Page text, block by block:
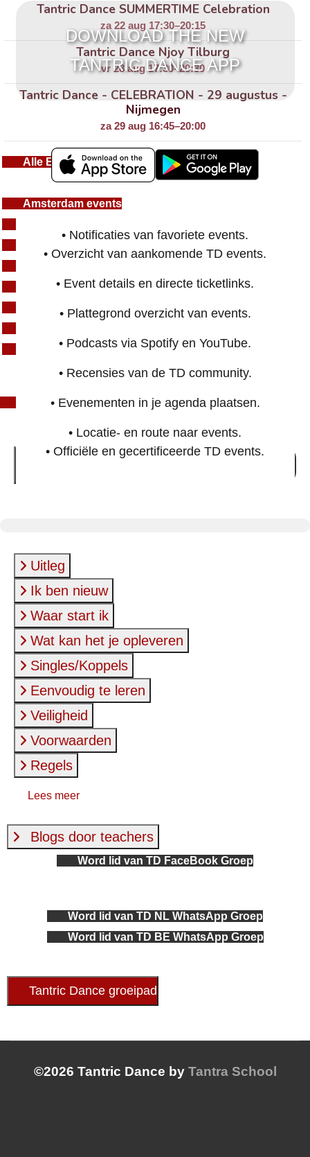
Tantric Dance SUMMERTIME Celebration
za 22 aug 17:30–20:15
Tantric Dance Njoy Tilburg
vr 28 aug 17:30–20:30
Tantric Dance - CELEBRATION - 29 augustus -
Nijmegen
za 29 aug 16:45–20:00
Alle Events
Amsterdam events
Amersfoort events
Zutphen events
Den Bosch events
België events
Uitleg
Ik ben nieuw
Waar start ik
Wat kan het je opleveren
Singles/Koppels
Eenvoudig te leren
Veiligheid
Voorwaarden
Regels
Lees meer
Blogs door teachers
Word lid van TD FaceBook Groep
Word lid van TD NL WhatsApp Groep
Word lid van TD BE WhatsApp Groep
Tantric Dance groeipad
©2026 Tantric Dance by Tantra School
DOWNLOAD THE NEW
TANTRIC DANCE APP
• Notificaties van favoriete events.
• Overzicht van aankomende TD events.
• Event details en directe ticketlinks.
• Plattegrond overzicht van events.
• Podcasts via Spotify en YouTube.
• Recensies van de TD community.
• Evenementen in je agenda plaatsen.
• Locatie- en route naar events.
• Officiële en gecertificeerde TD events.